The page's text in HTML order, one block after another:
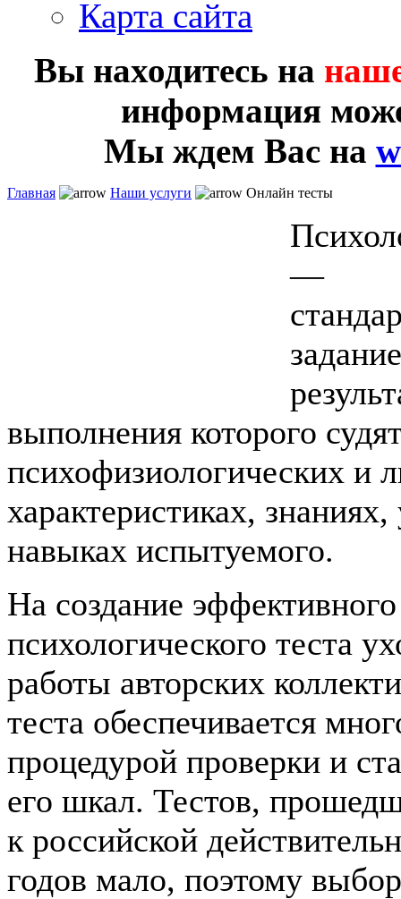
Карта сайта
Вы находитесь на
информация
Мы ждем Вас на
Главная Наши услуги Онлайн тесты
—
выполнения которого
психофизиологических и
характеристиках,
навыках испытуемого.
На создание эффективного
психологического теста
работы авторских
теста обеспечивается
процедурой проверки и
его шкал. Тестов,
к российской
годов мало, поэтому